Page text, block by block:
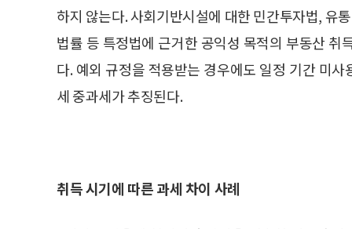
하지 않는다. 사회기반시설에 대한 민간투자법, 유
법률 등 특정법에 근거한 공익성 목적의 부동산 취
다. 예외 규정을 적용받는 경우에도 일정 기간 미
세 중과세가 추징된다.
취득 시기에 따른 과세 차이 사례